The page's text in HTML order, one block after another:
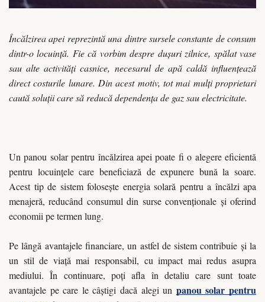
Încălzirea apei reprezintă una dintre sursele constante de consum
dintr-o locuință. Fie că vorbim despre dușuri zilnice, spălat vase
sau alte activități casnice, necesarul de apă caldă influențează
direct costurile lunare. Din acest motiv, tot mai mulți proprietari
caută soluții care să reducă dependența de gaz sau electricitate.
Un panou solar pentru încălzirea apei poate fi o alegere eficientă
pentru locuințele care beneficiază de expunere bună la soare.
Acest tip de sistem folosește energia solară pentru a încălzi apa
menajeră, reducând consumul din surse convenționale și oferind
economii pe termen lung.
Pe lângă avantajele financiare, un astfel de sistem contribuie și la
un stil de viață mai responsabil, cu impact mai redus asupra
mediului. În continuare, poți afla în detaliu care sunt toate
avantajele pe care le câștigi dacă alegi un panou solar pentru